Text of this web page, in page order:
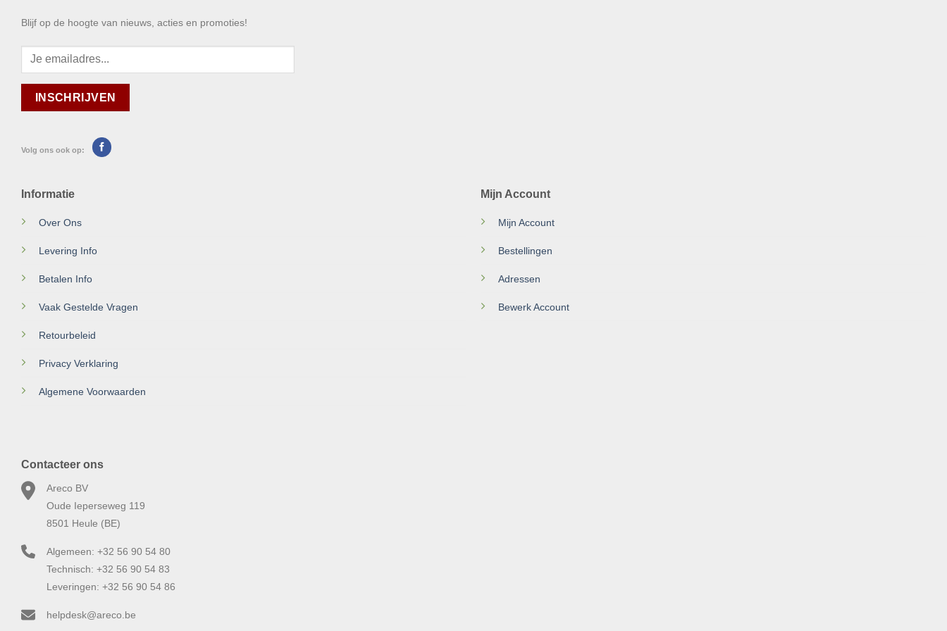
Blijf op de hoogte van nieuws, acties en promoties!
Volg ons ook op:
Informatie
Over Ons
Levering Info
Betalen Info
Vaak Gestelde Vragen
Retourbeleid
Privacy Verklaring
Algemene Voorwaarden
Mijn Account
Mijn Account
Bestellingen
Adressen
Bewerk Account
Contacteer ons
Areco BV
Oude Ieperseweg 119
8501 Heule (BE)
Algemeen: +32 56 90 54 80
Technisch: +32 56 90 54 83
Leveringen: +32 56 90 54 86
helpdesk@areco.be